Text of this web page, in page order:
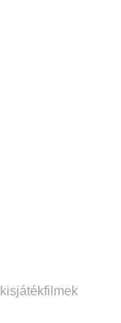
kisjátékfilmek